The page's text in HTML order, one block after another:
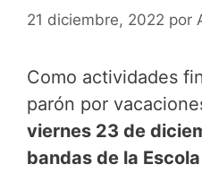
21 diciembre, 2022 por
Como actividades
parón por
viernes 23 de
bandas de la